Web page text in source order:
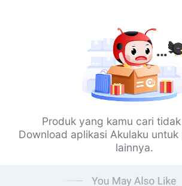
Produk yang kamu cari
Download aplikasi Akulaku
lainnya.